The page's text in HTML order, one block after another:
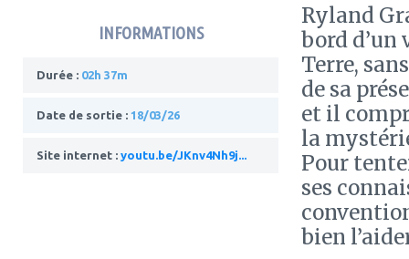
INFORMATIONS
Durée : 02h 37m
Date de sortie : 18/03/26
Site internet : youtu.be/JKnv4Nh9j...
Ryland
bord d’un
Terre,
de sa
et il
la
Pour
ses
bien